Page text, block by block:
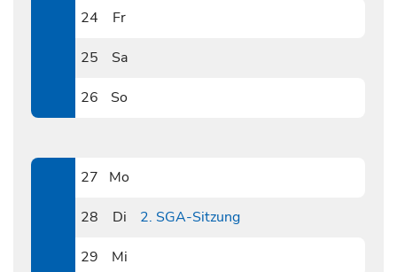
24
Fr
25
Sa
26
So
27
Mo
28
Di 2. SGA-Sitzung
29
Mi